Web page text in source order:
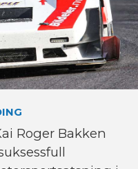
Roger Bakken